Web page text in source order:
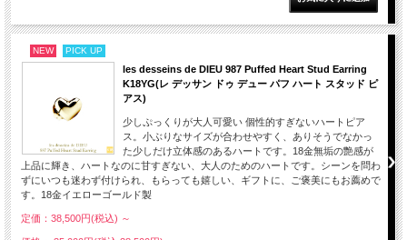
NEW PICK UP
les desseins de DIEU 987 Puffed Heart Stud Earring
K18YG(レ デッサン ドゥ デュー パフ ハート スタッド ピ
アス)
少しぷっくりが大人可愛い 個性的すぎないハートピア
ス。小ぶりなサイズが合わせやすく、ありそうでなかっ
た少しだけ立体感のあるハートです。18金無垢の艶感が
上品に輝き、ハートなのに甘すぎない、大人のためのハートです。シーンを問わ
ずにいつも迷わず付けられ、もらっても嬉しい、ギフトに、ご褒美にもお薦めで
す。18金イエローゴールド製
定価：38,500円(税込) ～